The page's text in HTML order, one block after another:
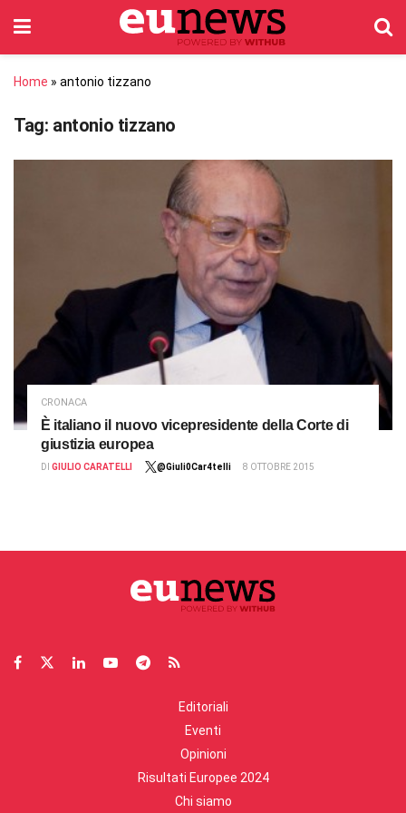
Home » antonio tizzano
Tag: antonio tizzano
CRONACA
È italiano il nuovo vicepresidente della Corte di
giustizia europea
DI GIULIO CARATELLI @Giuli0Car4telli 8 OTTOBRE 2015
Editoriali
Eventi
Opinioni
Risultati Europee 2024
Chi siamo